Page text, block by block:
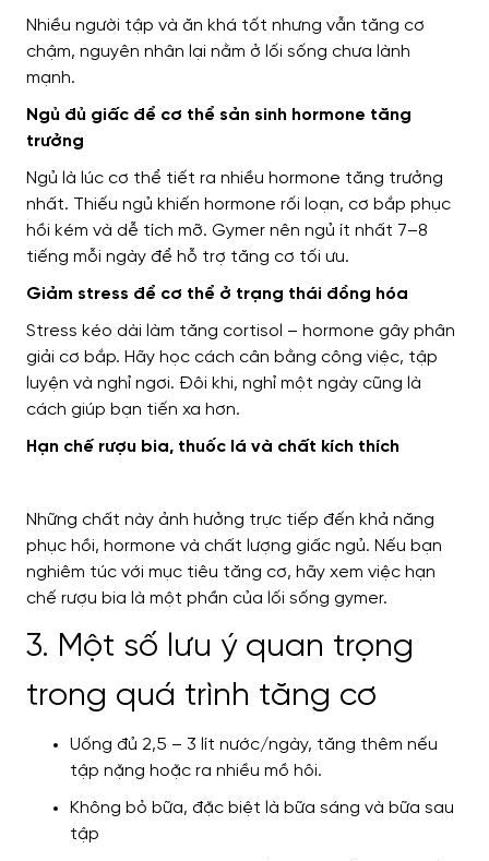
Nhiều người tập và ăn khá tốt nhưng vẫn tăng cơ
chậm, nguyên nhân lại nằm ở lối sống chưa lành
mạnh.
Ngủ đủ giấc để cơ thể sản sinh hormone tăng
trưởng
Ngủ là lúc cơ thể tiết ra nhiều hormone tăng trưởng
nhất. Thiếu ngủ khiến hormone rối loạn, cơ bắp phục
hồi kém và dễ tích mỡ. Gymer nên ngủ ít nhất 7–8
tiếng mỗi ngày để hỗ trợ tăng cơ tối ưu.
Giảm stress để cơ thể ở trạng thái đồng hóa
Stress kéo dài làm tăng cortisol – hormone gây phân
giải cơ bắp. Hãy học cách cân bằng công việc, tập
luyện và nghỉ ngơi. Đôi khi, nghỉ một ngày cũng là
cách giúp bạn tiến xa hơn.
Hạn chế rượu bia, thuốc lá và chất kích thích
Những chất này ảnh hưởng trực tiếp đến khả năng
phục hồi, hormone và chất lượng giấc ngủ. Nếu bạn
nghiêm túc với mục tiêu tăng cơ, hãy xem việc hạn
chế rượu bia là một phần của lối sống gymer.
3. Một số lưu ý quan trọng
trong quá trình tăng cơ
Uống đủ 2,5 – 3 lít nước/ngày, tăng thêm nếu
tập nặng hoặc ra nhiều mồ hôi.
Không bỏ bữa, đặc biệt là bữa sáng và bữa sau
tập